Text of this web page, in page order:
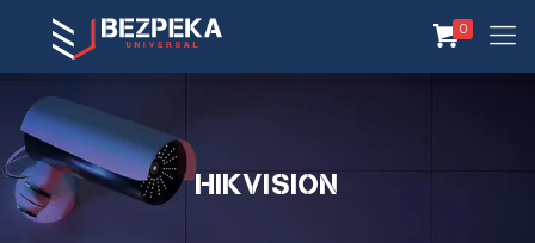
0
Hikvision